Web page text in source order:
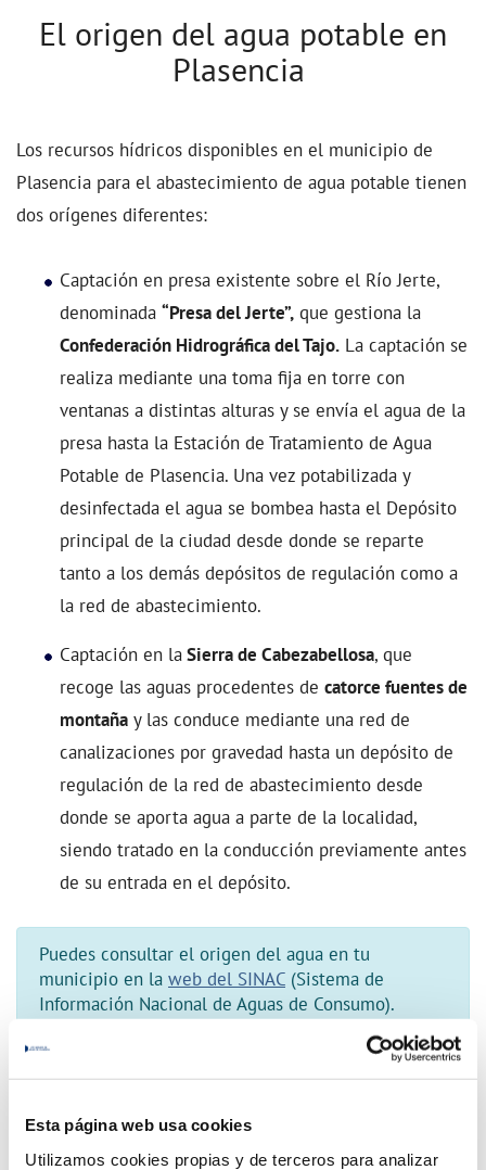
Esta página web usa cookies
Utilizamos cookies propias y de terceros para analizar
El origen del agua potable en
Plasencia
Los recursos hídricos disponibles en el municipio de
Plasencia para el abastecimiento de agua potable tienen
dos orígenes diferentes:
Captación en presa existente sobre el Río Jerte,
denominada “Presa del Jerte”, que gestiona la
Confederación Hidrográfica del Tajo. La captación se
realiza mediante una toma fija en torre con
ventanas a distintas alturas y se envía el agua de la
presa hasta la Estación de Tratamiento de Agua
Potable de Plasencia. Una vez potabilizada y
desinfectada el agua se bombea hasta el Depósito
principal de la ciudad desde donde se reparte
tanto a los demás depósitos de regulación como a
la red de abastecimiento.
Captación en laSierra de Cabezabellosa, que
recoge las aguas procedentes de catorce fuentes de
montaña y las conduce mediante una red de
canalizaciones por gravedad hasta un depósito de
regulación de la red de abastecimiento desde
donde se aporta agua a parte de la localidad,
siendo tratado en la conducción previamente antes
de su entrada en el depósito.
Puedes consultar el origen del agua en tu
municipio en la web del SINAC (Sistema de
Información Nacional de Aguas de Consumo).